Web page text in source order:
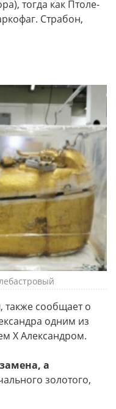
тогда как Пто­ле­
Страбон,
, также сообщает о
одним из
Х Александром.
а
золотого,